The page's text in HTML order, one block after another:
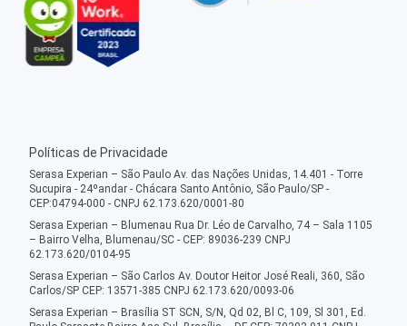
Políticas de Privacidade
Serasa Experian – São Paulo Av. das Nações Unidas, 14.401 - Torre
Sucupira - 24ºandar - Chácara Santo Antônio, São Paulo/SP -
CEP:04794-000 - CNPJ 62.173.620/0001-80
Serasa Experian – Blumenau Rua Dr. Léo de Carvalho, 74 – Sala 1105
– Bairro Velha, Blumenau/SC - CEP: 89036-239 CNPJ
62.173.620/0104-95
Serasa Experian – São Carlos Av. Doutor Heitor José Reali, 360, São
Carlos/SP CEP: 13571-385 CNPJ 62.173.620/0093-06
Serasa Experian – Brasília ST SCN, S/N, Qd 02, Bl C, 109, Sl 301, Ed.